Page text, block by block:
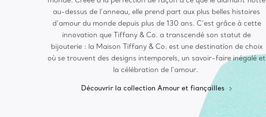
au-dessus de l’anneau, elle prend part aux plus belles histoires
d’amour du monde depuis plus de 130 ans. C’est grâce à cette
innovation que Tiffany & Co. a transcendé son statut de
bijouterie : la Maison Tiffany & Co. est une destination de choix
où se trouvent des designs intemporels, un savoir-faire inégalé et
la célébration de l’amour.
Découvrir la collection Amour et fiançailles